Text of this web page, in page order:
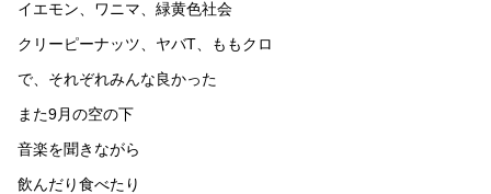
イエモン、ワニマ、緑黄色社会
クリーピーナッツ、ヤバT、ももクロ
で、それぞれみんな良かった
また9月の空の下
音楽を聞きながら
飲んだり食べたり